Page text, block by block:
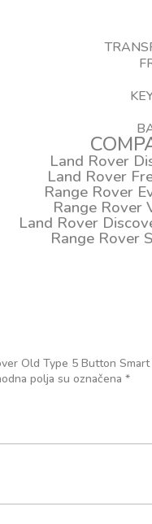
Land Rover
Land Rover
Range Rover
Range Rover
Land Rover
Range Rover
Old Type 5 Button Smart
polja su označena*